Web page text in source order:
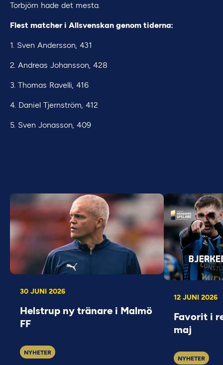
Torbjörn hade det mesta.
Flest matcher i Allsvenskan genom tiderna:
1. Sven Andersson, 431
2. Andreas Johansson, 428
3. Thomas Ravelli, 416
4. Daniel Tjernström, 412
5. Sven Jonasson, 409
30 JUNI 2026
Helstrup ny tränare i Malmö
FF
NYHETER
12 JUNI 2026
Favorit i
maj
NYHETER